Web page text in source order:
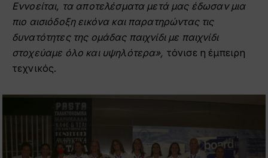
Εννοείται, τα αποτελέσματα μετά μας έδωσαν μια
πιο αισιόδοξη εικόνα και παρατηρώντας τις
δυνατότητες της ομάδας παιχνίδι με παιχνίδι
στοχεύαμε όλο και υψηλότερα», τόνισε η έμπειρη
τεχνικός.